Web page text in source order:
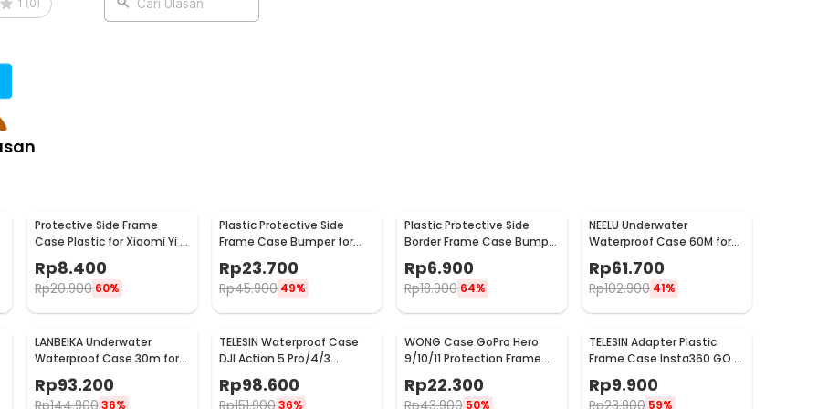
video profesional.
Kamera Aksi - MT-X5
1 (0) Cari Ulasan
Protective Side Frame
Case Plastic for Xiaomi Yi 2
4K/Lite/Discovery - A224
Rp8.400
Rp20.900 60%
Plastic Protective Side
Frame Case Bumper for
GoPro Hero 5/6/7 - XTG341
Rp23.700
Rp45.900 49%
Plastic Protective Side
Border Frame Case Bumper
GoPro Hero 3/3+/4 - GP04
Rp6.900
Rp18.900 64%
NEELU Underwater
Waterproof Case 60M for
GoPro Hero 8 - GP-08
Rp61.700
Rp102.900 41%
LANBEIKA Underwater
Waterproof Case 30m for
SJCAM C100
Rp93.200
Rp144.900 36%
TELESIN Waterproof Case
DJI Action 5 Pro/4/3
Housing Kamera Anti Air -
OA-WTP-003
Rp98.600
Rp151.90036%
WONG Case GoPro Hero
9/10/11 Protection Frame
with Cold Shoe - W-G9
Rp22.300
Rp43.900 50%
TELESIN Adapter Plastic
Frame Case Insta360 GO 3
CFR-003
Rp9.900
Rp23.900 59%